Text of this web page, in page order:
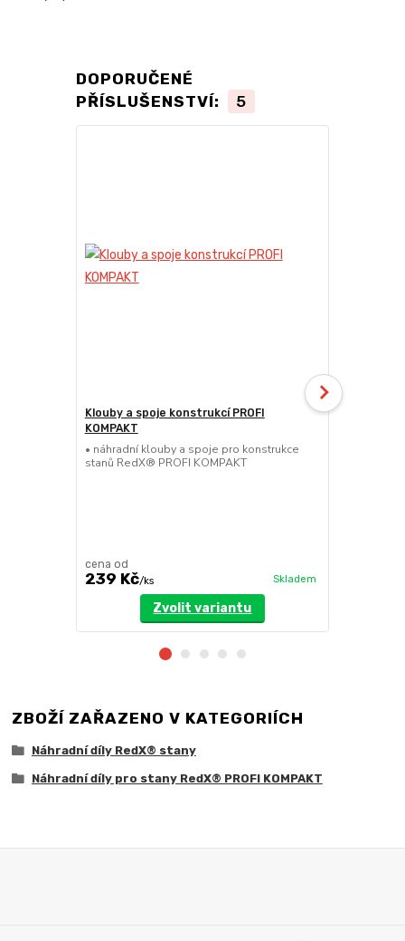
DOPORUČENÉ
PŘÍSLUŠENSTVÍ:
5
Klouby a spoje konstrukcí PROFI
KOMPAKT
• náhradní klouby a spoje pro konstrukce
stanů RedX® PROFI KOMPAKT
cena od
239 Kč/ks Skladem
Zvolit variantu
ZBOŽÍ ZAŘAZENO V KATEGORIÍCH
Náhradní díly RedX® stany
Náhradní díly pro stany RedX® PROFI KOMPAKT